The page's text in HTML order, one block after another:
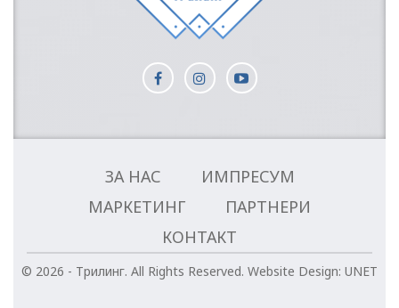
ЗА НАС
ИМПРЕСУМ
МАРКЕТИНГ
ПАРТНЕРИ
КОНТАКТ
© 2026 - Трилинг. All Rights Reserved. Website Design: UNET